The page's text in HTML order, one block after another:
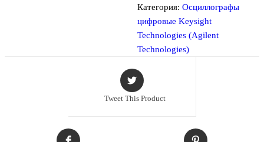
Категория: Осциллографы
цифровые Keysight
Technologies (Agilent
Technologies)
Tweet This Product